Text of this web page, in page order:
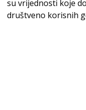
su vrijednosti koje
društveno korisnih